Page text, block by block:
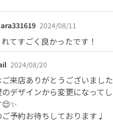
2024/08/11
てすごく良かったです！
2024/08/20
ご来店ありがとうございまし
のデザインから変更になって
ご予約お待ちしております♩